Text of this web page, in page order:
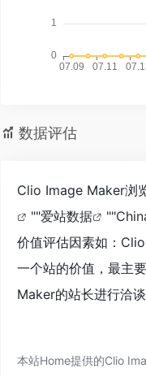
数据评估
Clio Image Maker浏
""爱站数据 ""
价值评估因素如：
一个站的价值，最主
Maker的站长进行洽
本站Home提供的Clio